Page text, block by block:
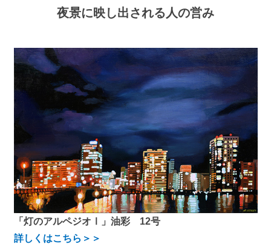
夜景に映し出される人の営み
「灯のアルペジオⅠ」油彩 12号
詳しくはこちら＞＞